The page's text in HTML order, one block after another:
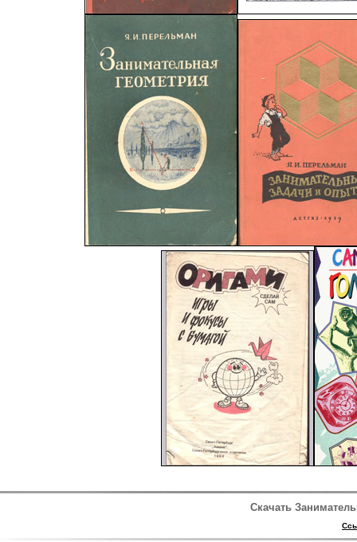
Скачать